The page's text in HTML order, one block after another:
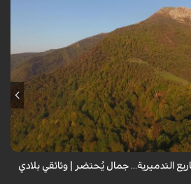
من أجمل الموائل الطبيعية في إيران، يحذر
والمشاريع التدميرية تنهش بجسم
التدميرية... جمال يُحتضر | وثائقي بلادي